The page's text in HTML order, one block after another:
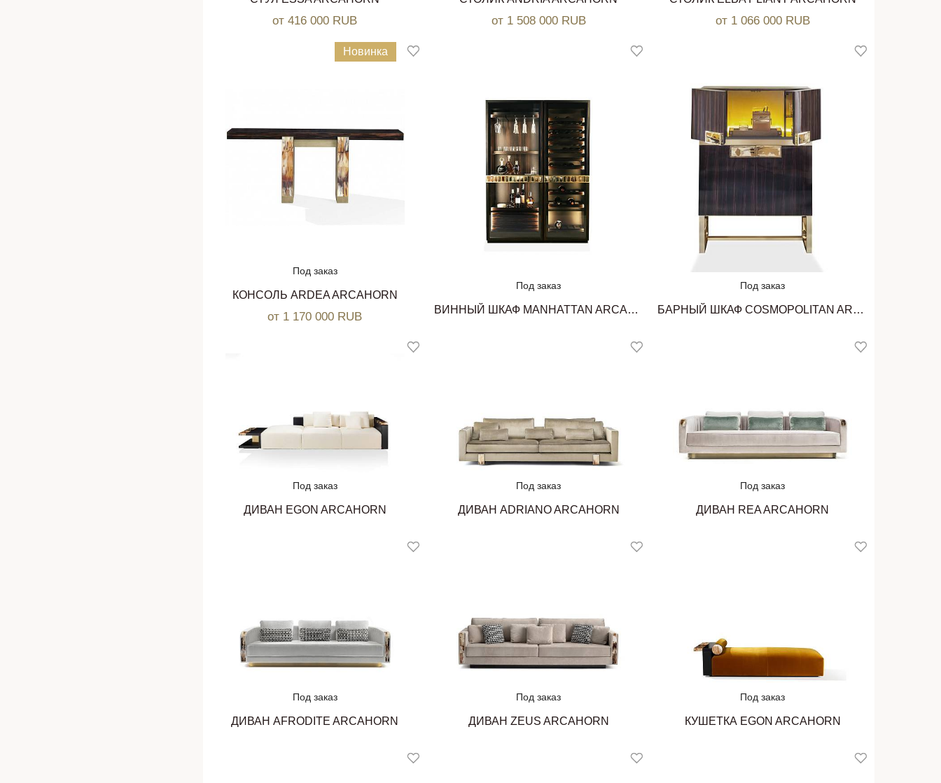
от 416 000 RUB от 1 508 000 RUB от 1 066 000 RUB
Новинка
Под заказ
КОНСОЛЬ ARDEA ARCAHORN
от 1 170 000 RUB
Под заказ
ВИННЫЙ ШКАФ MANHATTAN ARCAHORN
Под заказ
БАРНЫЙ ШКАФ COSMOPOLITAN ARCAHORN
Под заказ
ДИВАН EGON ARCAHORN
Под заказ
ДИВАН ADRIANO ARCAHORN
Под заказ
ДИВАН REA ARCAHORN
Под заказ
ДИВАН AFRODITE ARCAHORN
Под заказ
ДИВАН ZEUS ARCAHORN
Под заказ
КУШЕТКА EGON ARCAHORN